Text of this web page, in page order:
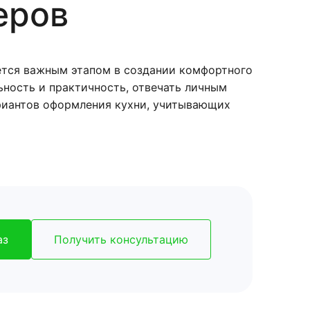
важным этапом в создании комфортного
и практичность, отвечать личным
оформления кухни, учитывающих
Получить консультацию